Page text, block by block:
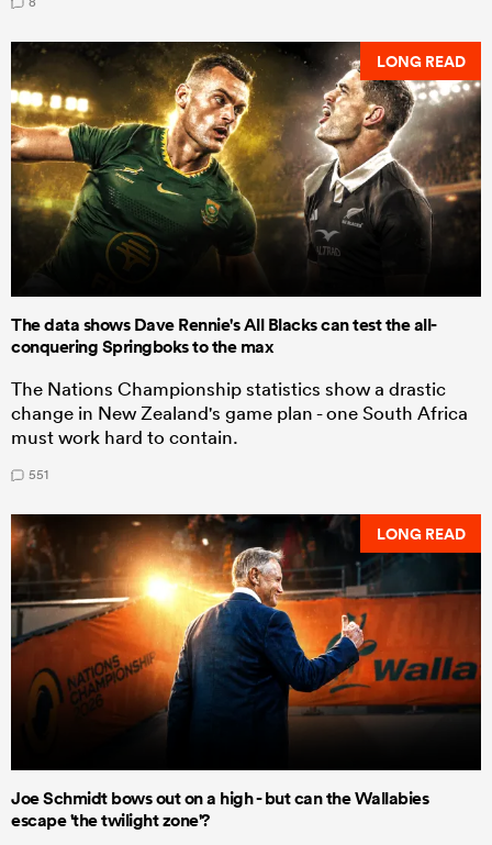
LONG READ
The data shows Dave Rennie's All Blacks can test the all-
conquering Springboks to the max
The Nations Championship statistics show a drastic
change in New Zealand's game plan - one South Africa
must work hard to contain.
551
LONG READ
Joe Schmidt bows out on a high - but can the Wallabies
escape 'the twilight zone'?